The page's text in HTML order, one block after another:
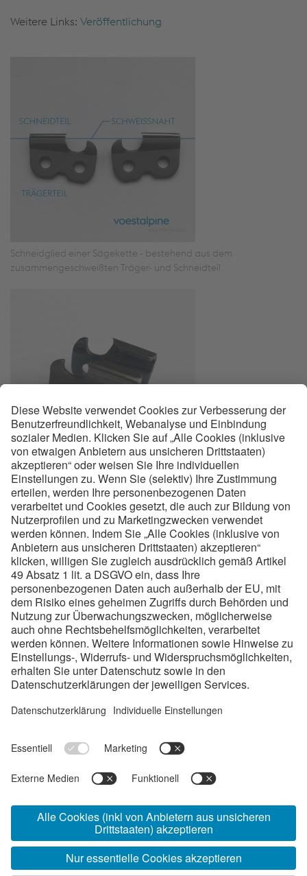
Weitere Links: Veröffentlichung
Schneidglied einer Sägekette - bestehend aus dem
zusammengeschweißten Träger- und Schneidteil
Die Schweißnaht wird nach dem Schweißvorgang durch
nachträgliches Überwalzen eingeebnet
Über Böhlerstrip
Böhlerstrip ist eine Registered Trade Mark der voestalpine
Precision Strip aus Österreich und verarbeitet
erstklassigen Bandstahl zu Werkzeugen für Schnitt- und
Stanzprozesse, die präzise auf jede Anwendung hin
Direkt-Kontakt Vertrieb
Geschäftsbedingungen
Verhaltenskodex/Compliance